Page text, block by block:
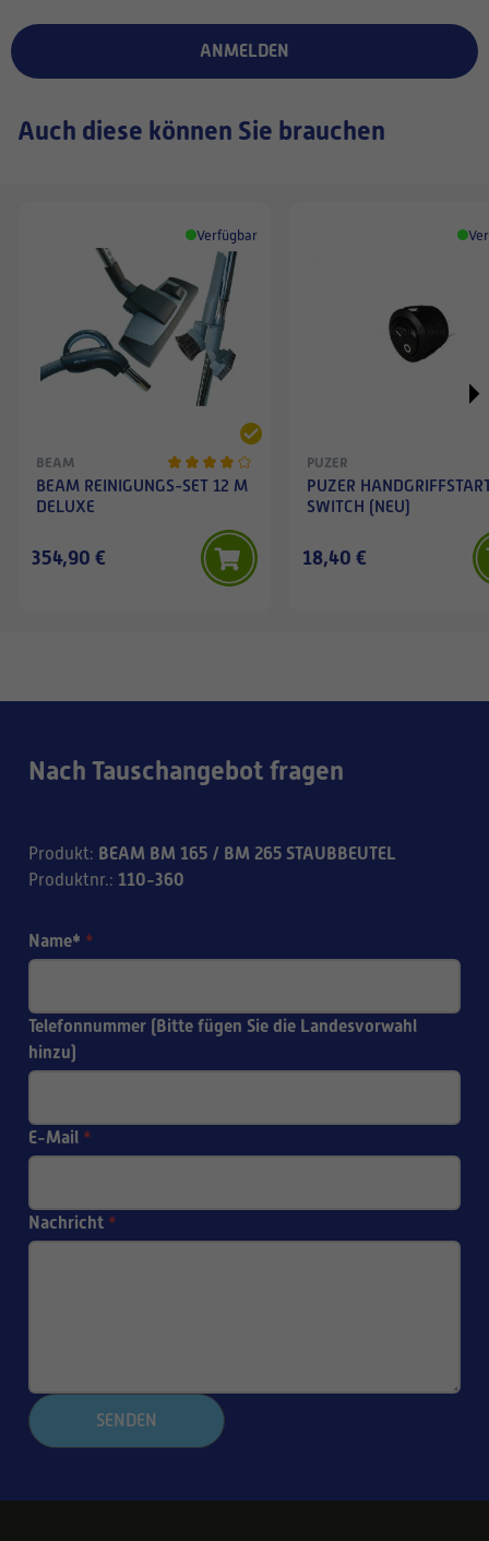
ANMELDEN
Auch diese können Sie brauchen
Verfügbar
BEAM
BEAM REINIGUNGS-SET 12 M
DELUXE
354,90 €
PUZER
PUZER
SWITCH (NEU)
18,40 €
Nach Tauschangebot fragen
Produkt: BEAM BM 165 / BM 265 STAUBBEUTEL
Produktnr.: 110-360
Name* *
Telefonnummer (Bitte fügen Sie die Landesvorwahl
hinzu)
E-Mail *
Nachricht *
SENDEN